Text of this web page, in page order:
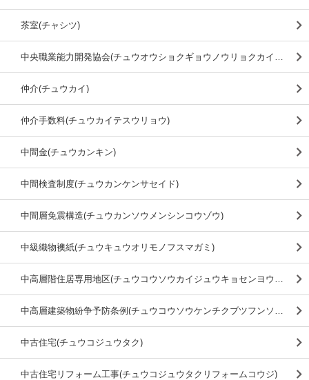
茶室(チャシツ)
中央職業能力開発協会(チュウオウショクギョウノウリョクカイハツキョウカイ)
仲介(チュウカイ)
仲介手数料(チュウカイテスウリョウ)
中間金(チュウカンキン)
中間検査制度(チュウカンケンサセイド)
中間層免震構造(チュウカンソウメンシンコウゾウ)
中級織物襖紙(チュウキュウオリモノフスマガミ)
中高層階住居専用地区(チュウコウソウカイジュウキョセンヨウチク)
中高層建築物紛争予防条例(チュウコウソウケンチクブツフンソウヨボウジョウレイ)
中古住宅(チュウコジュウタク)
中古住宅リフォーム工事(チュウコジュウタクリフォームコウジ)